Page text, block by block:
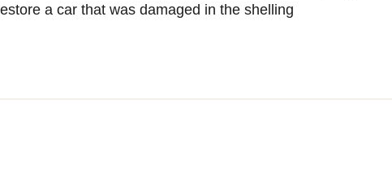
a car that was damaged in the shelling